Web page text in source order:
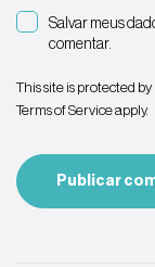
Salvar meus
comentar.
This site is protected
Terms of Serviceapply.